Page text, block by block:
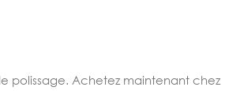
polissage. Achetez maintenant chez